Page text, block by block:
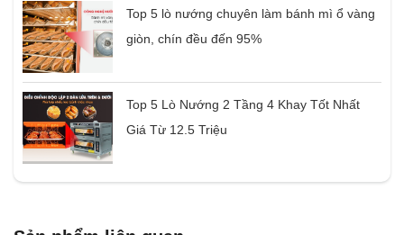
Top 5 lò nướng chuyên làm bánh mì ổ vàng
giòn, chín đều đến 95%
Top 5 Lò Nướng 2 Tầng 4 Khay Tốt Nhất
Giá Từ 12.5 Triệu